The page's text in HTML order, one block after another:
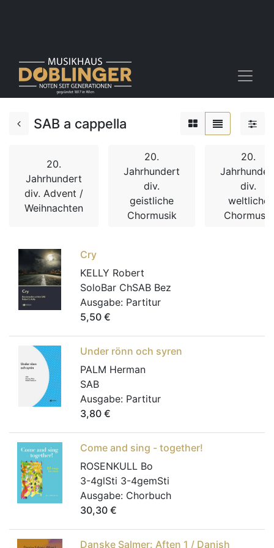
SAB a cappella
20.
Jahrhundert
div. Advent /
Weihnachten
20.
Jahrhundert
div.
geistliche
Chormusik
20.
div.
weltliche
Chormusik
Cry
KELLY Robert
SoloBar ChSAB Bez
Ausgabe: Partitur
5,50 €
Under rönn och syren
PALM Herman
SAB
Ausgabe: Partitur
3,80 €
Come and sing - together!
ROSENKULL Bo
3-4glSti 3-4gemSti
Ausgabe: Chorbuch
30,30 €
Danske Salmer: Aften 1 / Danish